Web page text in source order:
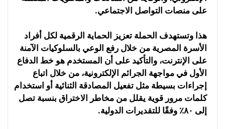
على منصات التواصل الاجتماعي.
هذا وتستهدف الحملة تعزيز الحماية الرقمية لكل أفراد
الأسرة المصرية من خلال رفع الوعي بالسلوكيات الآمنة
على الإنترنت، والتأكيد على أن المستخدم هو خط الدفاع
الأول في مواجهة الجرائم الإلكترونية، من خلال اتباع
إجراءات بسيطة مثل تفعيل المصادقة الثنائية أو استخدام
كلمات مرور قوية يقلل من مخاطر الاختراق بنسبة تصل
إلى ٨٠٪ وفقًا للتقديرات الدولية.